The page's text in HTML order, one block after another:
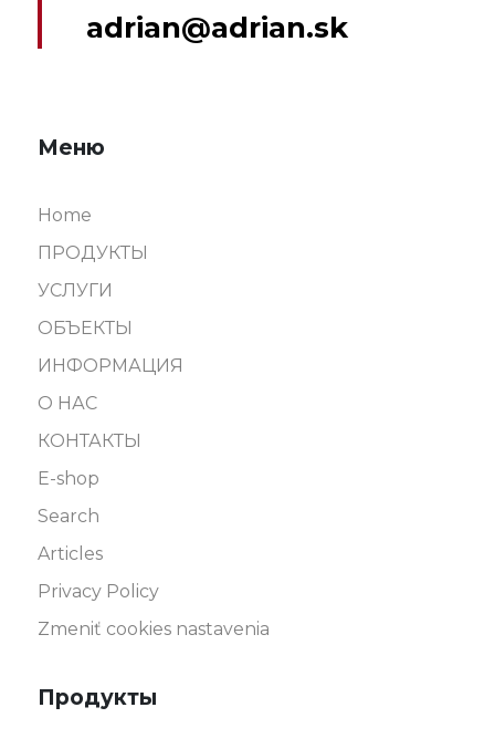
adrian@adrian.sk
Меню
Home
ПРОДУКТЫ
УСЛУГИ
ОБЪЕКТЫ
ИНФOРМАЦИЯ
О НАС
КОНТАКТЫ
E-shop
Search
Articles
Privacy Policy
Zmeniť cookies nastavenia
Продукты